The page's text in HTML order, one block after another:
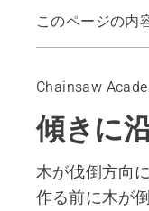
このページの内
Chainsaw
傾きに
木が伐倒方向
作る前に木が